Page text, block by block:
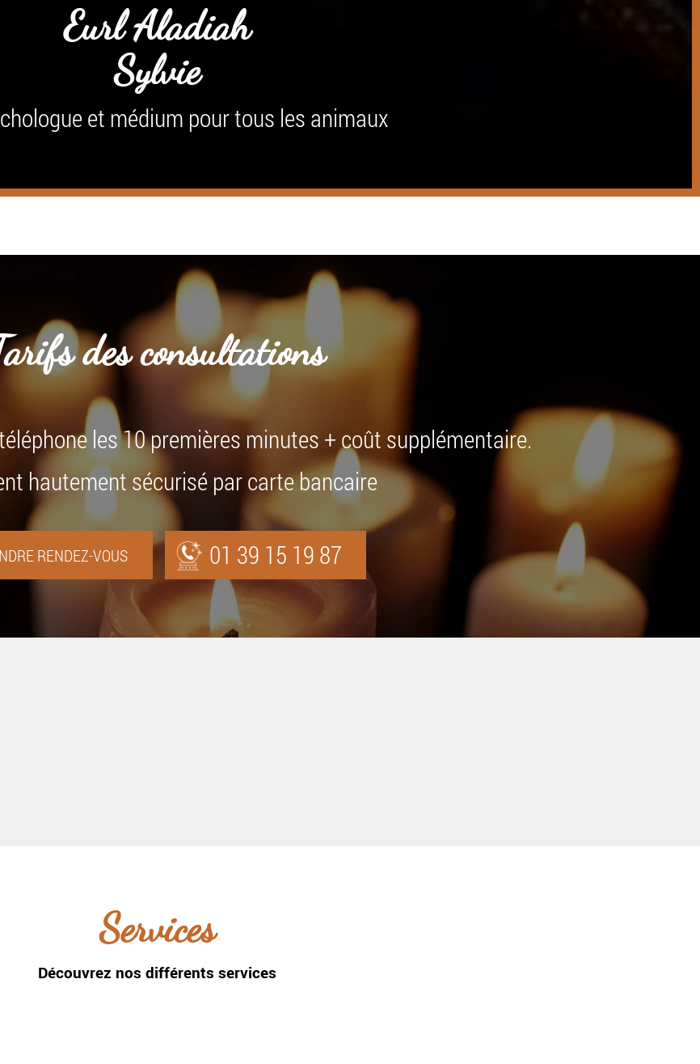
Eurl Aladiah
Sylvie
et médium pour tous les animaux
des consultations
les 10 premières minutes + coût supplémentaire.
hautement sécurisé par carte bancaire
RENDEZ-VOUS 01 39 15 19 87
Services
Découvrez nos différents services